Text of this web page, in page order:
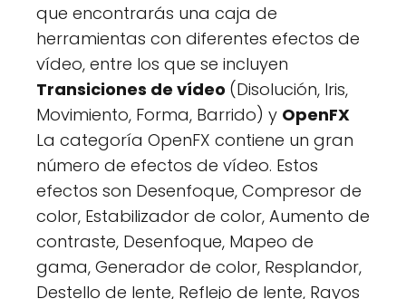
que encontrarás una caja de
herramientas con diferentes efectos de
vídeo, entre los que se incluyen
Transiciones de vídeo (Disolución, Iris,
Movimiento, Forma, Barrido) y OpenFX
La categoría OpenFX contiene un gran
número de efectos de vídeo. Estos
efectos son Desenfoque, Compresor de
color, Estabilizador de color, Aumento de
contraste, Desenfoque, Mapeo de
gama, Generador de color, Resplandor,
Destello de lente, Reflejo de lente, Rayos